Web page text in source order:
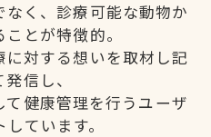
く、診療可能な動物か
とが特徴的。
対する想いを取材し記
信し、
健康管理を行うユーザ
ています。